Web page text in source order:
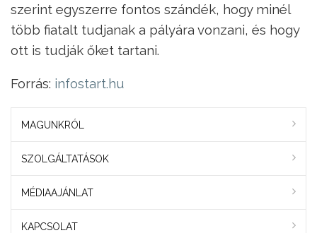
szerint egyszerre fontos szándék, hogy minél
több fiatalt tudjanak a pályára vonzani, és hogy
ott is tudják őket tartani.
Forrás: infostart.hu
MAGUNKRÓL
SZOLGÁLTATÁSOK
MÉDIAAJÁNLAT
KAPCSOLAT